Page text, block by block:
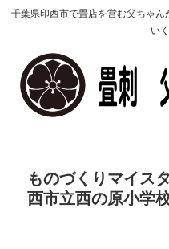
千葉県印西市で畳店を営む父ちゃ
い
ものづくりマイス
西市立西の原小学